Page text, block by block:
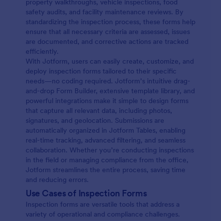
property walkthroughs, vehicle inspections, food
safety audits, and facility maintenance reviews. By
standardizing the inspection process, these forms help
ensure that all necessary criteria are assessed, issues
are documented, and corrective actions are tracked
efficiently.
With Jotform, users can easily create, customize, and
deploy inspection forms tailored to their specific
needs—no coding required. Jotform’s intuitive drag-
and-drop Form Builder, extensive template library, and
powerful integrations make it simple to design forms
that capture all relevant data, including photos,
signatures, and geolocation. Submissions are
automatically organized in Jotform Tables, enabling
real-time tracking, advanced filtering, and seamless
collaboration. Whether you’re conducting inspections
in the field or managing compliance from the office,
Jotform streamlines the entire process, saving time
and reducing errors.
Use Cases of Inspection Forms
Inspection forms are versatile tools that address a
variety of operational and compliance challenges.